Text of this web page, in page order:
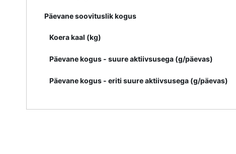
Päevane soovituslik kogus
Koera kaal (kg)
Päevane kogus - suure aktiivsusega (g/päevas)
Päevane kogus - eriti suure aktiivsusega (g/päevas)